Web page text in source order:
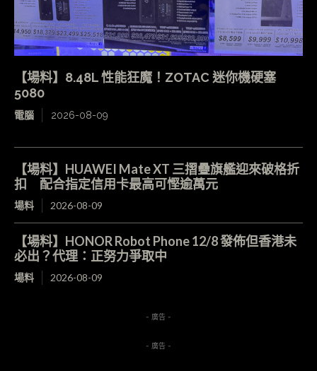
【場料】8.48L 性能狂魔！ZOTAC 迷你機硬塞
5080
電腦 2026-08-09
【場料】HUAWEI Mate XT 三摺疊旗艦迎來破格折
扣 配合指定信用卡最高可慳逾萬元
場料 2026-08-09
【場料】HONOR Robot Phone 12/8 發佈但香港未
必出？代理：正努力爭取中
場料 2026-08-09
- 廣告 -
- 廣告 -